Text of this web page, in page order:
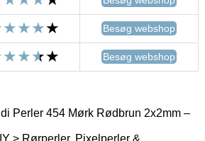
Besøg webshop
Besøg webshop
Perler 454 Mørk Rødbrun 2x2mm –
> Rørperler, Pixelperler &